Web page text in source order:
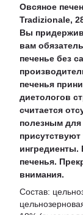
Овсяное
Tradizionale,
Вы
вам
печенье без
печенья
диетологов
считается
полезным для
ингредиенты.
печенья.
внимания.
Состав: